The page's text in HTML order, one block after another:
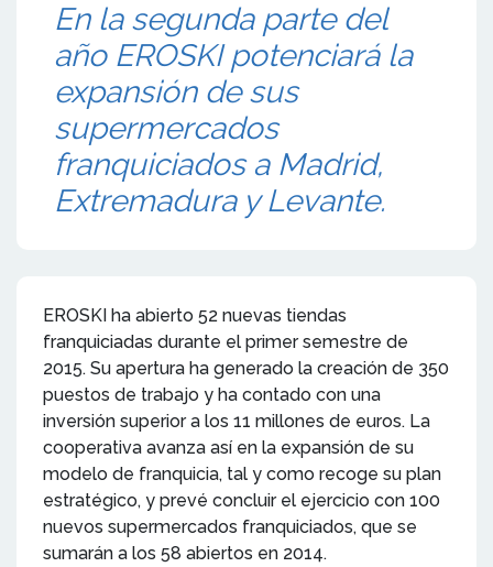
En la segunda parte del
año EROSKI potenciará la
expansión de sus
supermercados
franquiciados a Madrid,
Extremadura y Levante.
EROSKI ha abierto 52 nuevas tiendas
franquiciadas durante el primer semestre de
2015. Su apertura ha generado la creación de 350
puestos de trabajo y ha contado con una
inversión superior a los 11 millones de euros. La
cooperativa avanza así en la expansión de su
modelo de franquicia, tal y como recoge su plan
estratégico, y prevé concluir el ejercicio con 100
nuevos supermercados franquiciados, que se
sumarán a los 58 abiertos en 2014.